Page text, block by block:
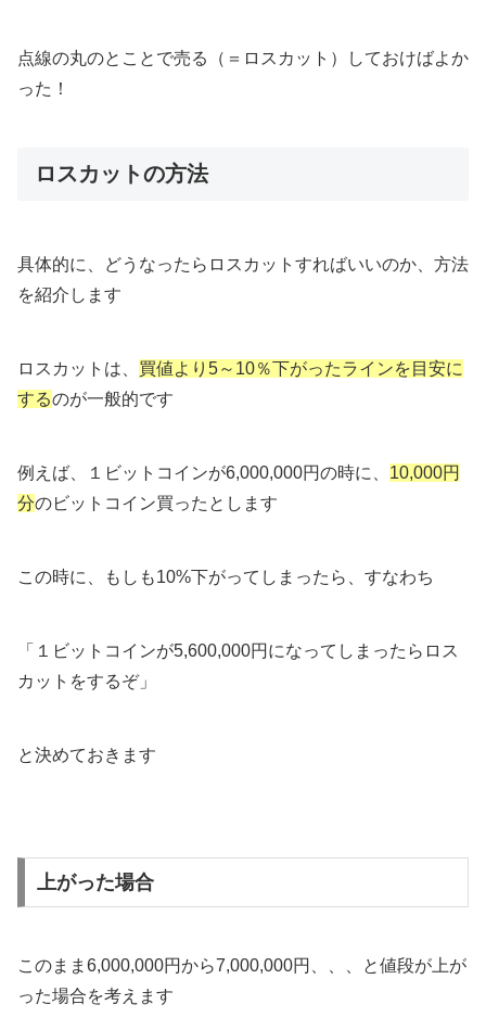
点線の丸のとことで売る（＝ロスカット）しておけばよか
った！
ロスカットの方法
具体的に、どうなったらロスカットすればいいのか、方法
を紹介します
ロスカットは、 買値より5～10％下がったラインを目安に
するのが一般的です
例えば、１ビットコインが6,000,000円の時に、 10,000円
分のビットコイン買ったとします
この時に、もしも10%下がってしまったら、すなわち
「１ビットコインが5,600,000円になってしまったらロス
カットをするぞ」
と決めておきます
上がった場合
このまま6,000,000円から7,000,000円、、、と値段が上が
った場合を考えます